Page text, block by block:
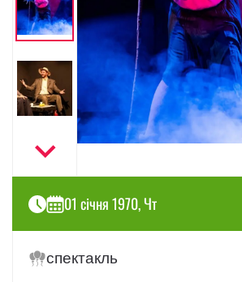
01 січня 1970, Чт
спектакль